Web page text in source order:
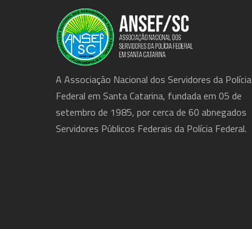
A Associação Nacional dos Servidores da Polícia
Federal em Santa Catarina, fundada em 05 de
setembro de 1985, por cerca de 60 abnegados
Servidores Públicos Federais da Polícia Federal.